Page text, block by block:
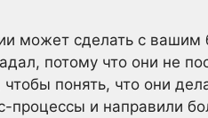
может сделать с вашим
потому что они не
понять, что они
процессы и направили